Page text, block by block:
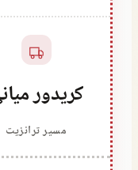
کریدور
مسیر ترانزیت